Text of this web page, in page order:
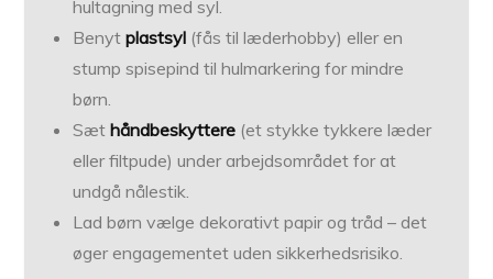
hultagning med syl.
Benytplastsyl (fås til læderhobby) eller en
stump spisepind til hulmarkering for mindre
børn.
Sæthåndbeskyttere (et stykke tykkere læder
eller filtpude) under arbejdsområdet for at
undgå nålestik.
Lad børn vælge dekorativt papir og tråd – det
øger engagementet uden sikkerhedsrisiko.